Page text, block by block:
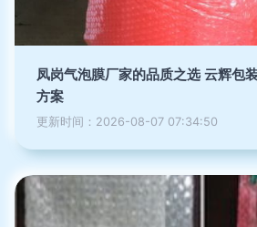
凤岗气泡膜厂家的品质之选 云辉包
方案
更新时间：2026-08-07 07:34:50